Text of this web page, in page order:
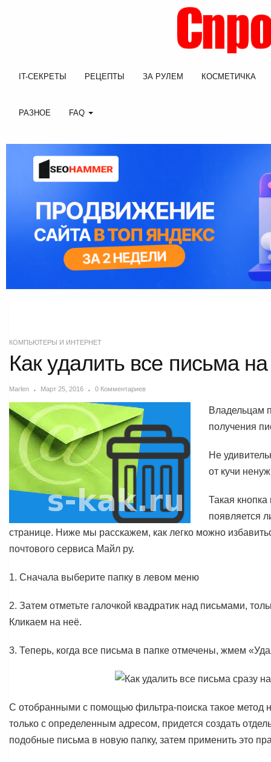
IT-СЕКРЕТЫ РЕЦЕПТЫ ЗА РУЛЕМ КОСМЕТИЧКА
РАЗНОЕ FAQ
КОМПЬЮТЕРЫ И ИНТЕРНЕТ
Как удалить все письма
Marlen Март 25, 2016 0 Комментариев
Владельцам
получения
Не
от кучи
Такая
появляется
странице. Ниже мы расскажем, как легко можно
почтового сервиса Майл ру.
1. Сначала выберите папку в левом меню
2. Затем отметьте галочкой квадратик над письмами,
Кликаем на неё.
3. Теперь, когда все письма в папке отмечены, жмем
С отобранными с помощью фильтра-поиска такое метод
только с определенным адресом, придется создать
подобные письма в новую папку, затем применить это